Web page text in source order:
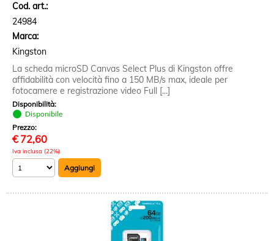
Cod. art.:
24984
Marca:
Kingston
La scheda microSD Canvas Select Plus di Kingston offre
affidabilità con velocità fino a 150 MB/s max, ideale per
fotocamere e registrazione video Full [...]
Disponibilità:
Disponibile
Prezzo:
€ 72,60
Iva inclusa (22%)